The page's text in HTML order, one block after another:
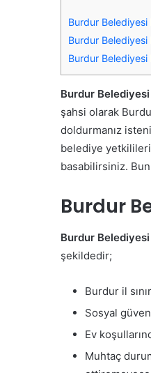
Burdur Belediyesi
Burdur Belediyesi
Burdur Belediyesi
Burdur
şahsi olarak
doldurmanız
belediye yetkilileri
basabilirsiniz.
Burdur
Burdur
şekildedir;
Burdur il
Sosyal
Ev
Muhtaç